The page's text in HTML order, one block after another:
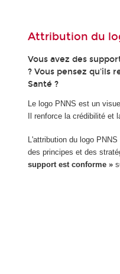
Attribution du
Vous avez des
? Vous pensez qu'ils
Santé ?
Le logo PNNS est un
Il renforce la crédibilité et
L'attribution du logo
des principes et des
support est conforme »